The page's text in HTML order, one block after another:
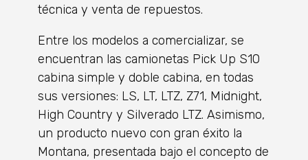
técnica y venta de repuestos.
Entre los modelos a comercializar, se
encuentran las camionetas Pick Up S10
cabina simple y doble cabina, en todas
sus versiones: LS, LT, LTZ, Z71, Midnight,
High Country y Silverado LTZ. Asimismo,
un producto nuevo con gran éxito la
Montana, presentada bajo el concepto de